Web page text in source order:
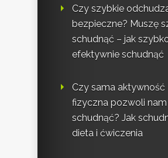
Czy szybkie
bezpieczne? Muszę
schudnąć – jak
efektywnie schudnąć
Czy sama aktywność
fizyczna pozwoli nam
schudnąć? Jak
dieta i ćwiczenia